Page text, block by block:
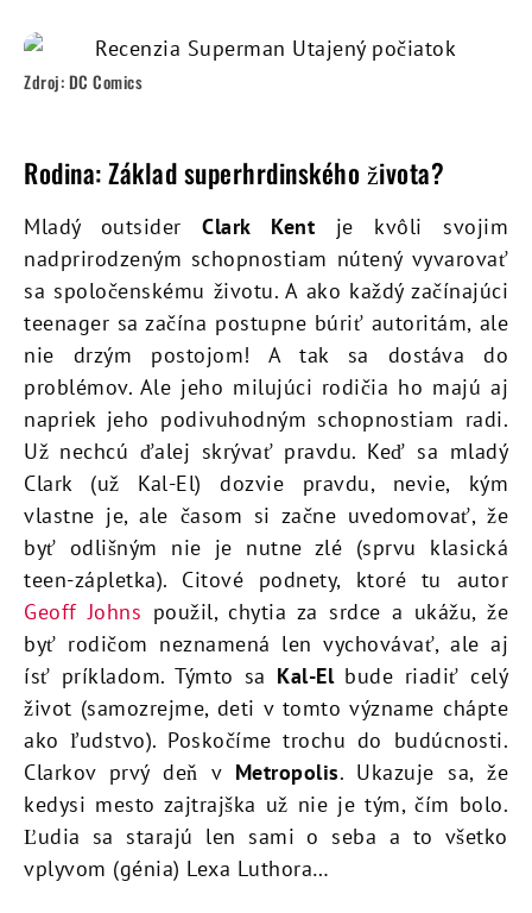
Zdroj: DC Comics
Rodina: Základ superhrdinského života?
Mladý outsiderClark Kent je kvôli svojim
nadprirodzeným schopnostiam nútený vyvarovať
sa spoločenskému životu. A ako každý začínajúci
teenager sa začína postupne búriť autoritám, ale
nie drzým postojom! A tak sa dostáva do
problémov. Ale jeho milujúci rodičia ho majú aj
napriek jeho podivuhodným schopnostiam radi.
Už nechcú ďalej skrývať pravdu. Keď sa mladý
Clark (už Kal-El) dozvie pravdu, nevie, kým
vlastne je, ale časom si začne uvedomovať, že
byť odlišným nie je nutne zlé (sprvu klasická
teen-zápletka). Citové podnety, ktoré tu autor
Geoff Johns použil, chytia za srdce a ukážu, že
byť rodičom neznamená len vychovávať, ale aj
ísť príkladom. Týmto sa Kal-Elbude riadiť celý
život (samozrejme, deti v tomto význame chápte
ako ľudstvo). Poskočíme trochu do budúcnosti.
Clarkov prvý deň v Metropolis. Ukazuje sa, že
kedysi mesto zajtrajška už nie je tým, čím bolo.
Ľudia sa starajú len sami o seba a to všetko
vplyvom (génia) Lexa Luthora…